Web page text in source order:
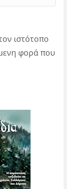
ιστότοπο
φορά που